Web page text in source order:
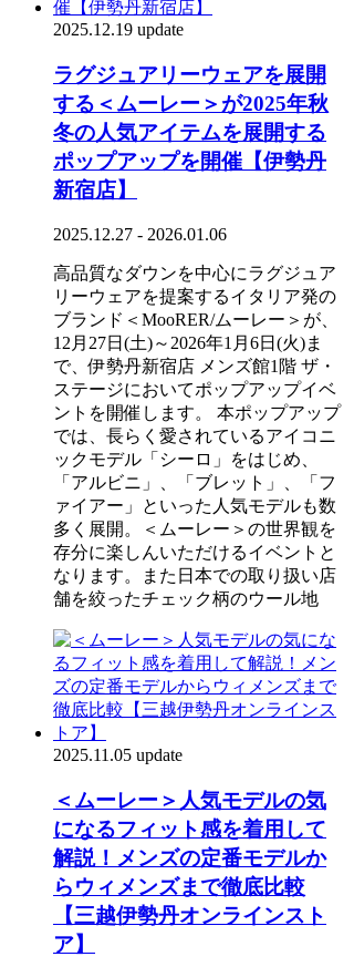
2025.12.19 update
ラグジュアリーウェアを展開
する＜ムーレー＞が2025年秋
冬の人気アイテムを展開する
ポップアップを開催【伊勢丹
新宿店】
2025.12.27 - 2026.01.06
高品質なダウンを中心にラグジュア
リーウェアを提案するイタリア発の
ブランド＜MooRER/ムーレー＞が、
12月27日(土)～2026年1月6日(火)ま
で、伊勢丹新宿店 メンズ館1階 ザ・
ステージにおいてポップアップイベ
ントを開催します。 本ポップアップ
では、長らく愛されているアイコニ
ックモデル「シーロ」をはじめ、
「アルビニ」、「ブレット」、「フ
ァイアー」といった人気モデルも数
多く展開。＜ムーレー＞の世界観を
存分に楽しんいただけるイベントと
なります。また日本での取り扱い店
舗を絞ったチェック柄のウール地
2025.11.05 update
＜ムーレー＞人気モデルの気
になるフィット感を着用して
解説！メンズの定番モデルか
らウィメンズまで徹底比較
【三越伊勢丹オンラインスト
ア】